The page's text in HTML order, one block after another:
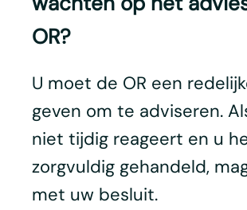
OR?
U moet de OR een
geven om te adviseren.
niet tijdig reageert en u
zorgvuldig gehandeld,
met uw besluit.